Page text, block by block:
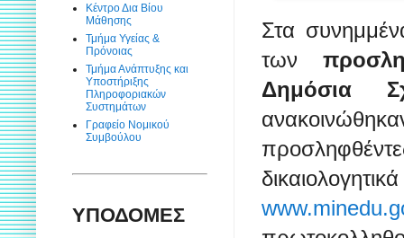
Στα
των
Δημόσια
Κέντρο Δια Βίου
Μάθησης
Τμήμα Υγείας &
Πρόνοιας
Τμήμα Ανάπτυξης και
Υποστήριξης
Πληροφοριακών
Συστημάτων
Γραφείο Νομικού
Συμβούλου
ΥΠΟΔΟΜΕΣ